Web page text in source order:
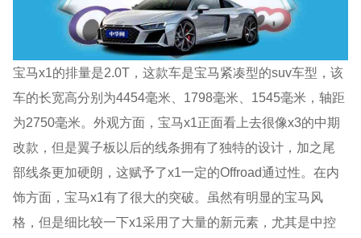
宝马x1的排量是2.0T，这款车是宝马紧凑型的suv车型，该
车的长宽高分别为4454毫米、1798毫米、1545毫米，轴距
为2750毫米。外观方面，宝马x1正面看上去很像x3的中期
改款，但是翼子板以后的线条拥有了独特的设计，加之尾
部线条更加硬朗，这赋予了x1一定的Offroad通过性。在内
饰方面，宝马x1有了很大的突破。虽然有明显的宝马风
格，但是细比较一下x1采用了大量的新元素，尤其是中控